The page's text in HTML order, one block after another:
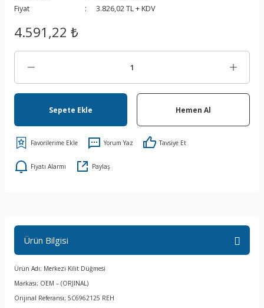
Fiyat
3.826,02 TL + KDV
4.591,22 ₺
Sepete Ekle Hemen Al
Yorum Yaz Tavsiye Et
Fiyatı Alarmı Paylaş
Ürün Bilgisi
Ürün Adı; Merkezi Kilit Düğmesi
Markası; OEM – (ORJINAL)
Orijinal Referansı; 5C6962125 REH